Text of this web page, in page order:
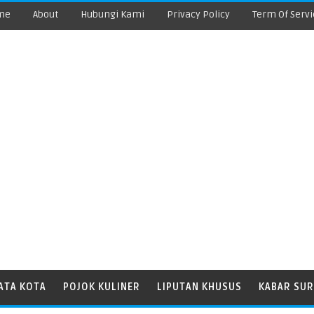
About Hubungi Kami Privacy Policy Term Of
KOTA POJOK KULINER LIPUTAN KHUSUS KABAR